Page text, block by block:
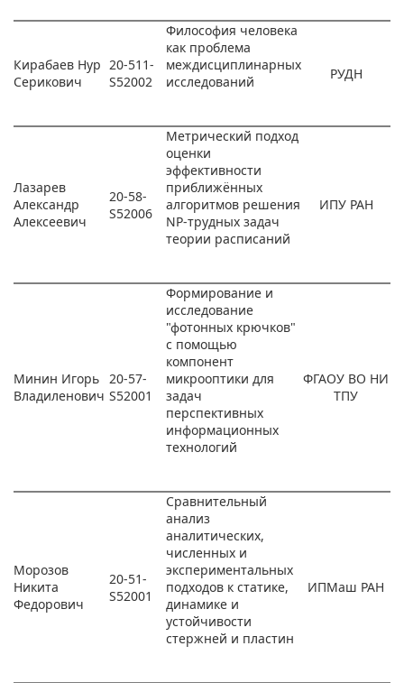
Кирабаев Нур
Серикович
20-511-
S52002
Философия человека
как проблема
междисциплинарных
исследований
РУДН
Лазарев
Александр
Алексеевич
20-58-
S52006
Метрический подход
оценки
эффективности
приближённых
алгоритмов решения
NP-трудных задач
теории расписаний
ИПУ РАН
Минин Игорь
Владиленович
20-57-
S52001
Формирование и
исследование
"фотонных крючков"
с помощью
компонент
микрооптики для
задач
перспективных
информационных
технологий
ФГАОУ ВО НИ
ТПУ
Морозов
Никита
Федорович
20-51-
S52001
Сравнительный
анализ
аналитических,
численных и
экспериментальных
подходов к статике,
динамике и
устойчивости
стержней и пластин
ИПМаш РАН